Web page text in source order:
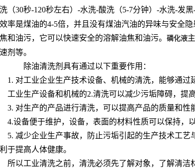
（30秒-120秒左右）-水洗-酸洗（5-7分钟）-水洗-发
率是煤油的4-5倍，并且没有煤油汽油的异味与安全
和油污，它可以快速安全的溶解油焦和油污。 磷化液
剂等。
除油清洗剂具有通过以下重要作用：
1. 对工业企业生产技术设备、机械的清洗，能够通过
工业生产设备和机械的2.清洗可以减少污垢障碍，提
3. 对生产的产品进行清洗，可以提高产品的质量和性
4.设备便于维护，设备，表面的材料性质可以保持，
5. 减少企业生产事故，防止污垢引起的生产技术工
于提高人体健康。
所以工业清洗之前，清洗必须先了解对象，了解清